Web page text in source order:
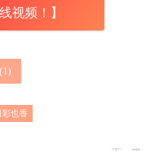
视频！】
1)
彩也香